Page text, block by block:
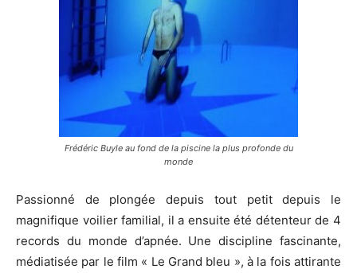
Frédéric Buyle au fond de la piscine la plus profonde du
monde
Passionné de plongée depuis tout petit depuis le
magnifique voilier familial, il a ensuite été détenteur de 4
records du monde d’apnée. Une discipline fascinante,
médiatisée par le film « Le Grand bleu », à la fois attirante